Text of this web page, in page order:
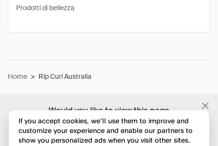
Would you like to view this page
in English?
No, continua a esplorare
Prodotti di bellezza
Home > Rip Curl Australia
If you accept cookies, we’ll use them to improve and
customize your experience and enable our partners to
show you personalized ads when you visit other sites.